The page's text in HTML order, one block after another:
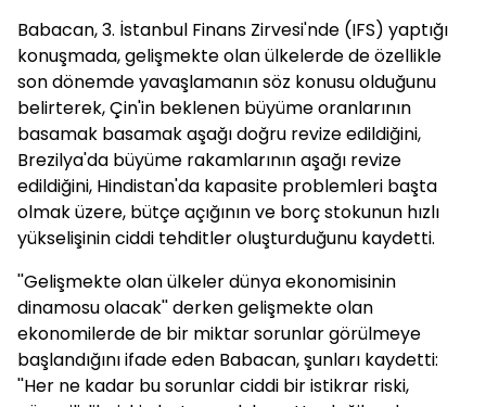
Babacan, 3. İstanbul Finans Zirvesi'nde (IFS) yaptığı
konuşmada, gelişmekte olan ülkelerde de özellikle
son dönemde yavaşlamanın söz konusu olduğunu
belirterek, Çin'in beklenen büyüme oranlarının
basamak basamak aşağı doğru revize edildiğini,
Brezilya'da büyüme rakamlarının aşağı revize
edildiğini, Hindistan'da kapasite problemleri başta
olmak üzere, bütçe açığının ve borç stokunun hızlı
yükselişinin ciddi tehditler oluşturduğunu kaydetti.
''Gelişmekte olan ülkeler dünya ekonomisinin
dinamosu olacak'' derken gelişmekte olan
ekonomilerde de bir miktar sorunlar görülmeye
başlandığını ifade eden Babacan, şunları kaydetti:
''Her ne kadar bu sorunlar ciddi bir istikrar riski,